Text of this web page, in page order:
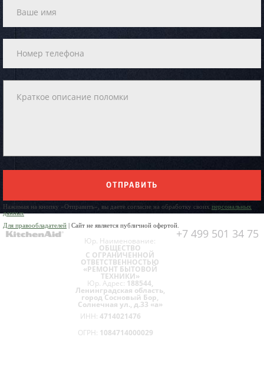
ОТПРАВИТЬ
Нажимая на кнопку «Отправить», вы даете согласие на обработку своих персональных
данных
Для правообладателей | Сайт не является публичной офертой.
+7 499 501 34 75
Юр. Наименование:
ОБЩЕСТВО
С ОГРАНИЧЕННОЙ
ОТВЕТСТВЕННОСТЬЮ
«РЕМОНТ БЫТОВОЙ
ТЕХНИКИ»
Юр. Адрес: 188544,
Ленинградская область,
город Сосновый Бор,
Солнечная ул., д.33 «а»
ИНН: 4714021476
ОГРН: 1084714000029